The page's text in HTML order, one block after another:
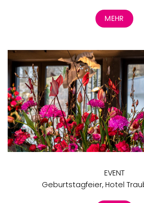
MEHR
EVENT
Geburtstagfeier, Hotel